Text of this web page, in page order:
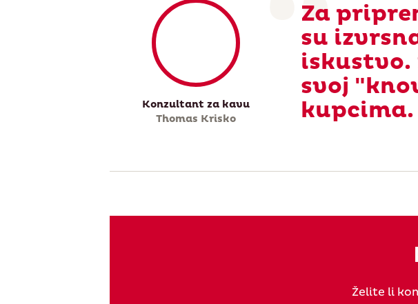
Konzultant za kavu
Thomas Krisko
Za
su
iskustvo.
svoj
kupcima.
Želite li